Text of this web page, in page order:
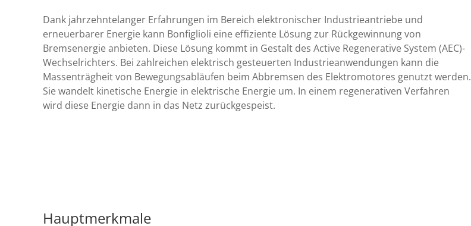
Dank jahrzehntelanger Erfahrungen im Bereich elektronischer Industrieantriebe und
erneuerbarer Energie kann Bonfiglioli eine effiziente Lösung zur Rückgewinnung von
Bremsenergie anbieten. Diese Lösung kommt in Gestalt des Active Regenerative System (AEC)-
Wechselrichters. Bei zahlreichen elektrisch gesteuerten Industrieanwendungen kann die
Massenträgheit von Bewegungsabläufen beim Abbremsen des Elektromotores genutzt werden.
Sie wandelt kinetische Energie in elektrische Energie um. In einem regenerativen Verfahren
wird diese Energie dann in das Netz zurückgespeist.
Hauptmerkmale